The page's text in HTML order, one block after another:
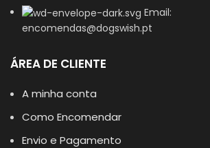
Email:
encomendas@dogswish.pt
ÁREA DE CLIENTE
A minha conta
Como Encomendar
Envio e Pagamento